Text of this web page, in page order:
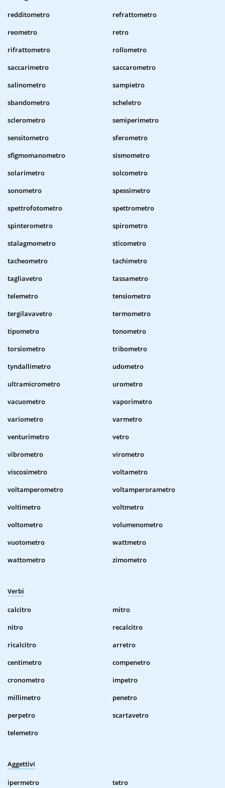
redditometro
refrattometro
reometro
retro
rifrattometro
rollometro
saccarimetro
saccarometro
salinometro
sampietro
sbandometro
scheletro
sclerometro
semiperimetro
sensitometro
sferometro
sfigmomanometro
sismometro
solarimetro
solcometro
sonometro
spessimetro
spettrofotometro
spettrometro
spinterometro
spirometro
stalagmometro
sticometro
tacheometro
tachimetro
tagliavetro
tassametro
telemetro
tensiometro
tergilavavetro
termometro
tipometro
tonometro
torsiometro
tribometro
tyndallimetro
udometro
ultramicrometro
urometro
vacuometro
vaporimetro
variometro
varmetro
venturimetro
vetro
vibrometro
virometro
viscosimetro
voltametro
voltamperometro
voltamperorametro
voltimetro
voltmetro
voltometro
volumenometro
vuotometro
wattmetro
wattometro
zimometro
Verbi
calcitro
mitro
nitro
recalcitro
ricalcitro
arretro
centimetro
compenetro
cronometro
impetro
millimetro
penetro
perpetro
scartavetro
telemetro
Aggettivi
ipermetro tetro